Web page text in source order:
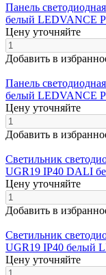
Панель
белый LEDVANCE
Цену уточняйте
Добавить в
Панель
белый LEDVANCE
Цену уточняйте
Добавить в
Светильник
UGR19 IP40 DALI
Цену уточняйте
Добавить в
Светильник
UGR19 IP40 белый
Цену уточняйте